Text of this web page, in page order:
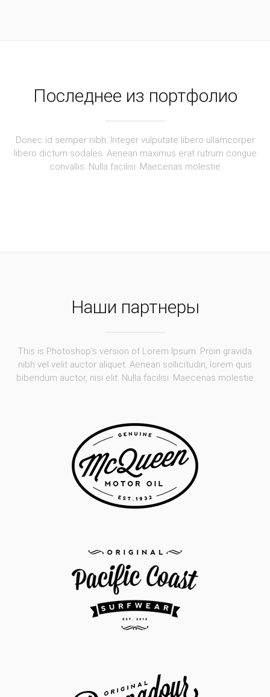
Последнее из портфолио
Donec id semper nibh. Integer vulputate libero ullamcorper
libero dictum sodales. Aenean maximus erat rutrum congue
convallis. Nulla facilisi. Maecenas molestie
Наши партнеры
This is Photoshop's version of Lorem Ipsum. Proin gravida
nibh vel velit auctor aliquet. Aenean sollicitudin, lorem quis
bibendum auctor, nisi elit. Nulla facilisi. Maecenas molestie